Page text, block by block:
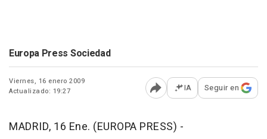
Europa Press Sociedad
Viernes, 16 enero 2009
Actualizado: 19:27
Abrir opciones para
IA Seguir en
MADRID, 16 Ene. (EUROPA PRESS) -